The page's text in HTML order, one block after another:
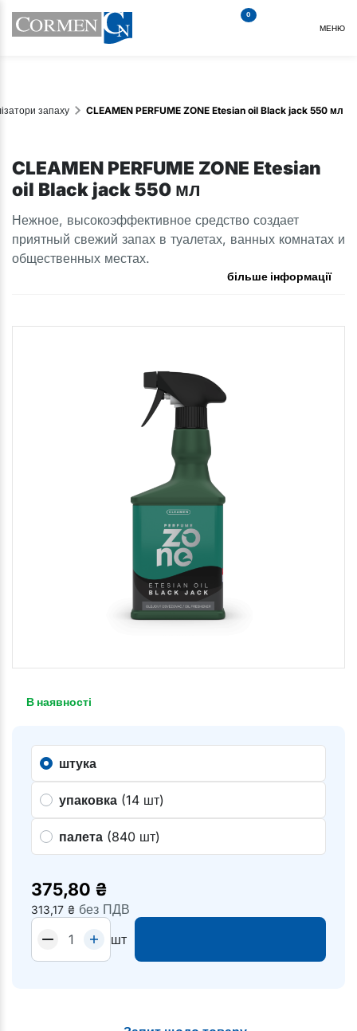
0
МЕНЮ
запаху CLEAMEN PERFUME ZONE Etesian oil Black jack 550 мл
CLEAMEN PERFUME ZONE Etesian
oil Black jack 550 мл
Нежное, высокоэффективное средство создает
приятный свежий запах в туалетах, ванных комнатах и
общественных местах.
більше інформації
В наявності
штука
упаковка (14 шт)
палета (840 шт)
375,80 ₴
313,17 ₴ без ПДВ
шт